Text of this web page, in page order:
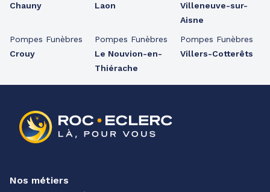
Chauny
Pompes Funèbres
Crouy
Laon
Pompes Funèbres
Le Nouvion-en-
Thiérache
Villeneuve-sur-
Aisne
Pompes Funèbres
Villers-Cotterêts
Nos métiers